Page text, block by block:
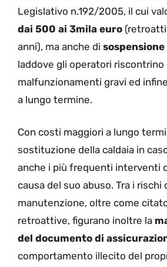
Legislativo n.192/2005, il cui
dai 500 ai 3mila euro
anni), ma anche di
laddove gli operatori riscontrino
malfunzionamenti gravi ed infine
a lungo termine.
Con costi maggiori a lungo
sostituzione della caldaia in
anche i più frequenti interventi
causa del suo abuso. Tra i rischi
manutenzione, oltre come
retroattive, figurano inoltre la
del documento di
comportamento illecito del